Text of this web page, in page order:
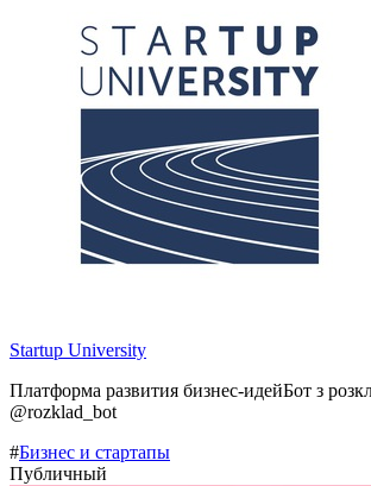
Startup University
Платформа развития бизнес-идейБот з
@rozklad_bot
#Бизнес и стартапы
Публичный